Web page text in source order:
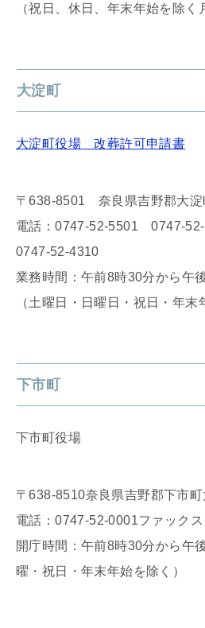
（祝日、休日、年末年始を除く
大淀町
大淀町役場 改葬許可申請書
〒638-8501 奈良県吉野郡大淀
電話：0747-52-5501 0747-
0747-52-4310
業務時間：午前8時30分から午
（土曜日・日曜日・祝日・年末
下市町
下市町役場
〒638-8510奈良県吉野郡下市
電話：0747‐52‐0001ファック
開庁時間：午前8時30分から午
曜・祝日・年末年始を除く）